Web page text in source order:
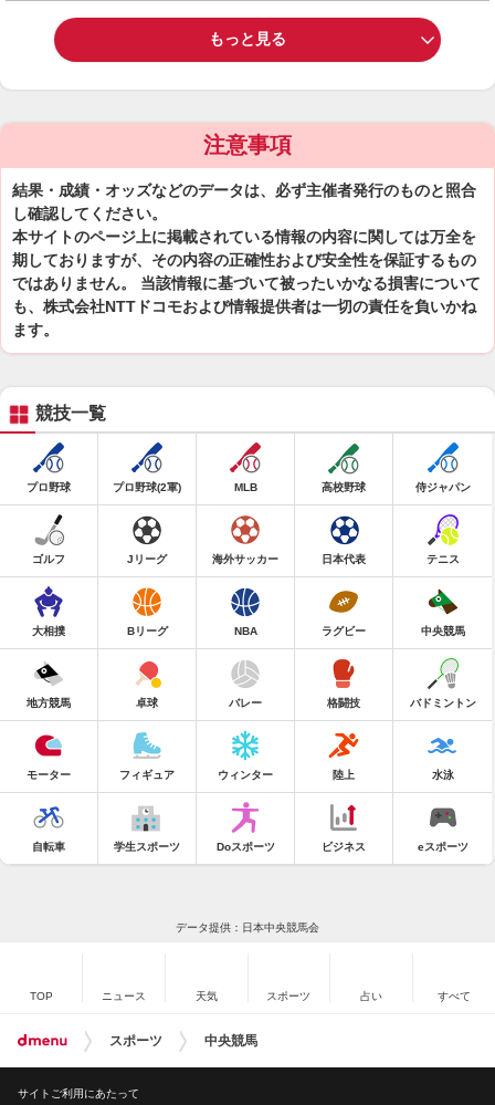
もっと見る
注意事項
結果・成績・オッズなどのデータは、必ず主催者発行のものと照合
し確認してください。
本サイトのページ上に掲載されている情報の内容に関しては万全を
期しておりますが、その内容の正確性および安全性を保証するもの
ではありません。 当該情報に基づいて被ったいかなる損害について
も、株式会社NTTドコモおよび情報提供者は一切の責任を負いかね
ます。
競技一覧
プロ野球 プロ野球(2軍) MLB 高校野球 侍ジャパン
ゴルフ Jリーグ 海外サッカー 日本代表 テニス
大相撲 Bリーグ NBA ラグビー 中央競馬
地方競馬 卓球 バレー 格闘技 バドミントン
モーター フィギュア ウィンター 陸上 水泳
自転車 学生スポーツ Doスポーツ ビジネス eスポーツ
データ提供：日本中央競馬会
TOP ニュース 天気 スポーツ 占い すべて
スポーツ 中央競馬
サイトご利用にあたって